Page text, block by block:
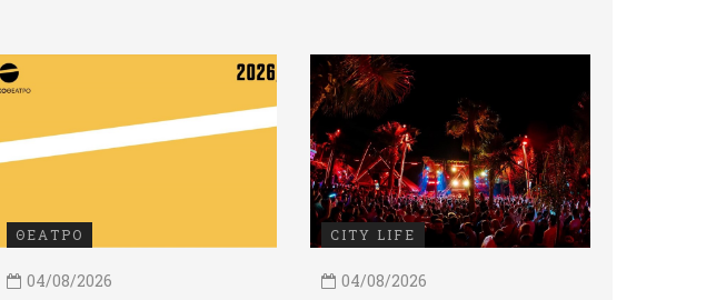
ΘΕΑΤΡΟ
04/08/2026
CITY LIFE
04/08/2026